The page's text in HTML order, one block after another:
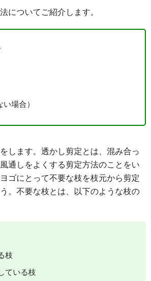
についてご紹介します。
場合）
します。透かし剪定とは、 混み合っ
通しをよくする剪定方法のことをい
ゴにとって不要な枝を枝元から剪定
。不要な枝とは、以下のような枝の
枝
ている枝